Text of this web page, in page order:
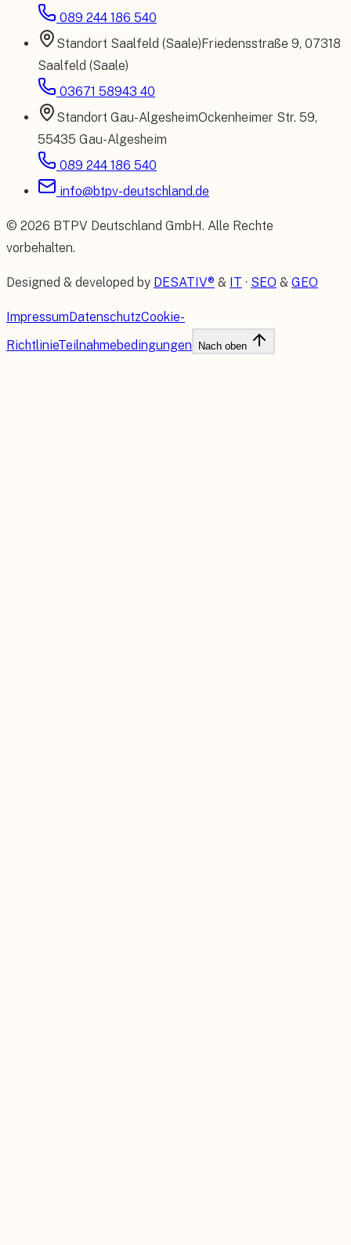
089 244 186 540
Standort Saalfeld (Saale)Friedensstraße 9, 07318
Saalfeld (Saale)
03671 58943 40
Standort Gau-AlgesheimOckenheimer Str. 59,
55435 Gau-Algesheim
089 244 186 540
info@btpv-deutschland.de
© 2026 BTPV Deutschland GmbH. Alle Rechte
vorbehalten.
Designed & developed by DESATIV® & IT · SEO & GEO
ImpressumDatenschutzCookie-
RichtlinieTeilnahmebedingungen Nach oben